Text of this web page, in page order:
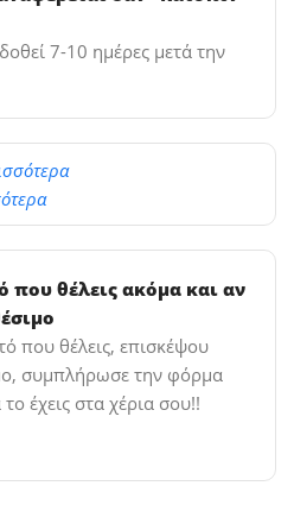
7-10 ημέρες μετά την
που θέλεις ακόμα και αν
που θέλεις, επισκέψου
συμπλήρωσε την φόρμα
έχεις στα χέρια σου!!